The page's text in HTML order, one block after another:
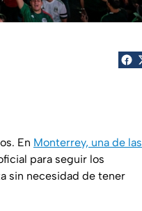
En Monterrey, una de las
para seguir los
sin necesidad de tener